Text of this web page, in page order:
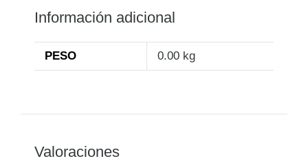
Información adicional
PESO 0.00 kg
Valoraciones